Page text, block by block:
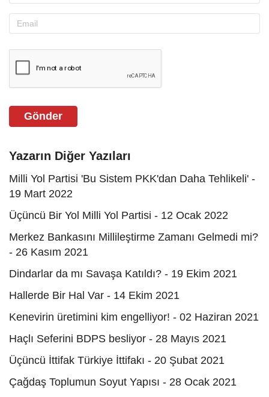
Gönder
Yazarın Diğer Yazıları
Milli Yol Partisi 'Bu Sistem PKK'dan Daha Tehlikeli' -
19 Mart 2022
Üçüncü Bir Yol Milli Yol Partisi - 12 Ocak 2022
Merkez Bankasını Millileştirme Zamanı Gelmedi mi?
- 26 Kasım 2021
Dindarlar da mı Savaşa Katıldı? - 19 Ekim 2021
Hallerde Bir Hal Var - 14 Ekim 2021
Kenevirin üretimini kim engelliyor! - 02 Haziran 2021
Haçlı Seferini BDPS besliyor - 28 Mayıs 2021
Üçüncü İttifak Türkiye İttifakı - 20 Şubat 2021
Çağdaş Toplumun Soyut Yapısı - 28 Ocak 2021